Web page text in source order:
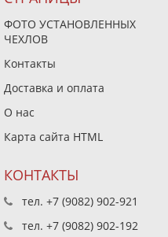
ФОТО УСТАНОВЛЕННЫХ
ЧЕХЛОВ
Контакты
Доставка и оплата
О нас
Карта сайта HTML
КОНТАКТЫ
тел. +7 (9082) 902-921
тел. +7 (9082) 902-192